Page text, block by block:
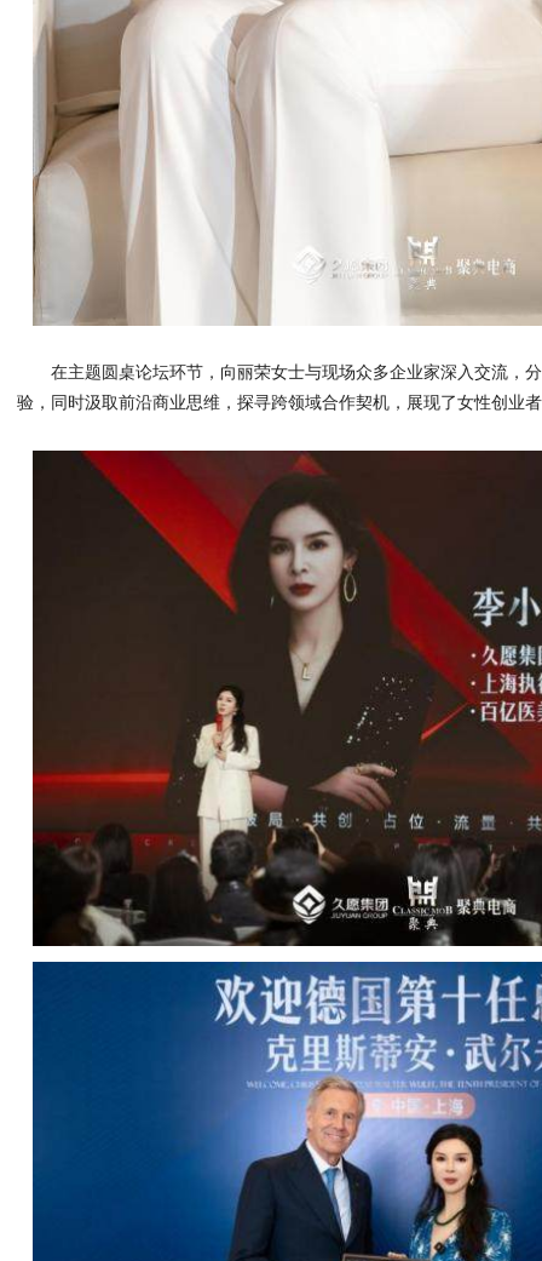
在主题圆桌论坛环节，向丽荣女士与现场众多企业家深入交流，
验，同时汲取前沿商业思维，探寻跨领域合作契机，展现了女性创业